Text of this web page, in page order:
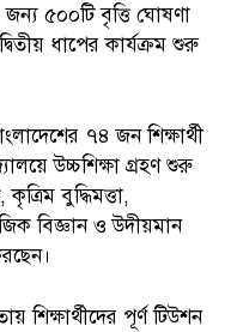
জন্য ৫০০টি বৃত্তি ঘোষণা
ধাপের কার্যক্রম শুরু
৭৪ জন শিক্ষার্থী
উচ্চশিক্ষা গ্রহণ শুরু
বুদ্ধিমত্তা,
বিজ্ঞান ও উদীয়মান
পূর্ণ টিউশন